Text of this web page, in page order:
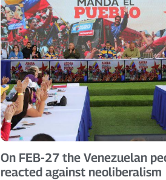
On FEB-27 the Venezuelan
reacted against neoliberalism